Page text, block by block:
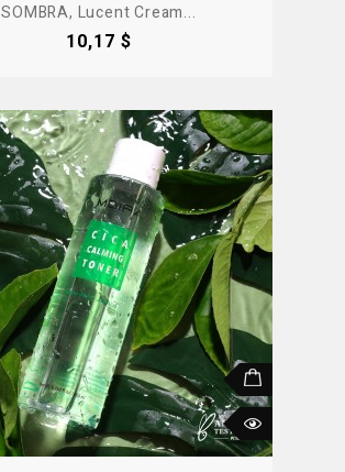
SOMBRA, Lucent Cream...
Precio
10,17 $